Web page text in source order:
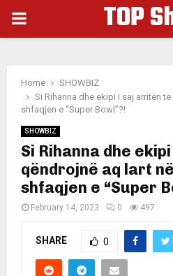
PRIMARY
TOP
Home
SHOWBIZ
Si Rihanna dhe ekipi i saj arritën
shfaqjen e “Super Bowl”?!
SHOWBIZ
Si Rihanna dhe
qëndrojnë aq lart
shfaqjen e “Super
February 14, 2023 0 497
SHARE 0